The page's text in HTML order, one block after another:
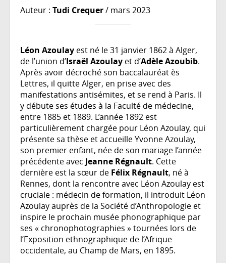
Auteur : Tudi Crequer/ mars 2023
Léon Azoulay est né le 31 janvier 1862 à Alger,
de l’union d’Israël Azoulay et d’Adèle Azoubib.
Après avoir décroché son baccalauréat ès
Lettres, il quitte Alger, en prise avec des
manifestations antisémites, et se rend à Paris. Il
y débute ses études à la Faculté de médecine,
entre 1885 et 1889. L’année 1892 est
particulièrement chargée pour Léon Azoulay, qui
présente sa thèse et accueille Yvonne Azoulay,
son premier enfant, née de son mariage l’année
précédente avec Jeanne Régnault. Cette
dernière est la sœur de Félix Régnault, né à
Rennes, dont la rencontre avec Léon Azoulay est
cruciale : médecin de formation, il introduit Léon
Azoulay auprès de la Société d’Anthropologie et
inspire le prochain musée phonographique par
ses « chronophotographies » tournées lors de
l’Exposition ethnographique de l’Afrique
occidentale, au Champ de Mars, en 1895.